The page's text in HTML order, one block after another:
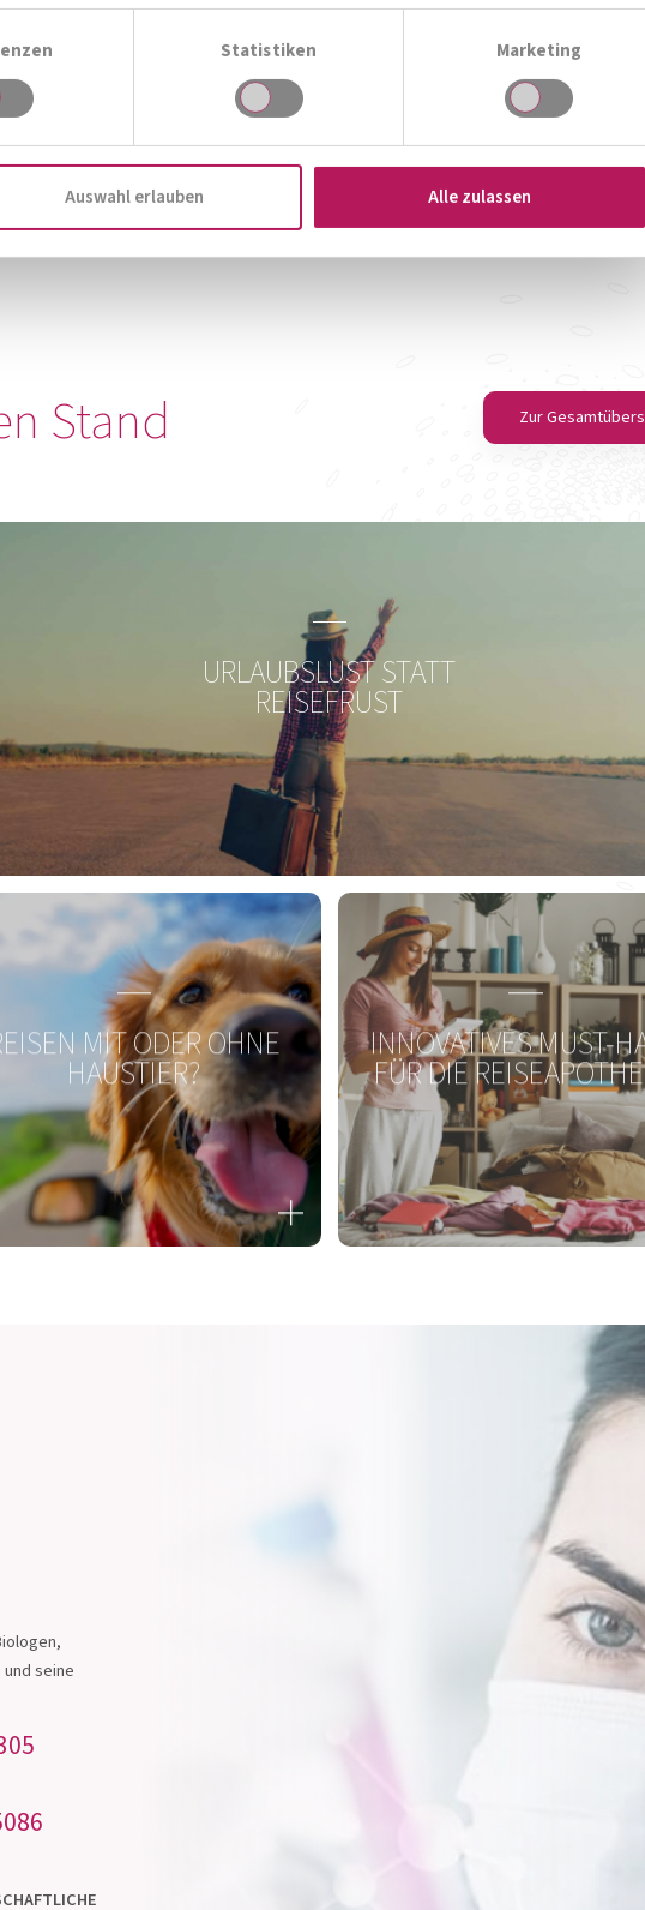
Statistiken Marketing
Auswahl erlauben Alle zulassen
BiOTiC® Pro-Vi 5
Give me 5!
Zum Produkt
OMNi-BiOTiC® POWER
Starke Belastung?
Zum Produkt
Zum Produkt
Ein guter Start für Mutter und Kind
BiOTiC® SR-9
Kombination – geprüfte Qualität.
Zum Produkt
OMNi-BiOTiC® CAT &
Ein tierisch gutes Bauchgefühl
Zum Produkt
Zum Produkt
OMNi-BiOTiC® METAtox
Zucker & Fett im Blick
Zum Produkt
Stand Zur
URLAUBSLUST STATT
REISEFRUST
MIT ODER OHNE
HAUSTIER?
INNOVATIVES MUST-
FÜR DIE
seine